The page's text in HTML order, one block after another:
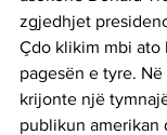
zgjedhjet
Çdo klikim mbi ato
pagesën e tyre.
krijonte një
publikun amerikan